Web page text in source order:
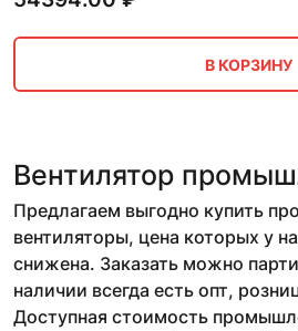
В КОРЗИНУ
Вентилятор
Предлагаем выгодно купить
вентиляторы, цена которых у
снижена. Заказать можно
наличии всегда есть опт,
Доступная стоимость